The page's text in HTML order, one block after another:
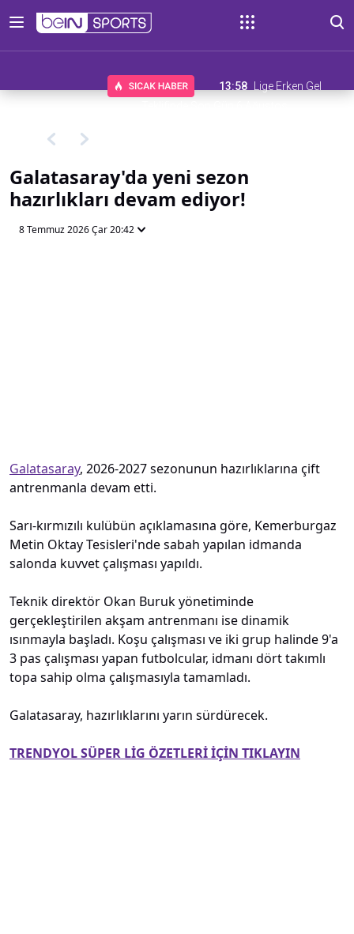
13:58
Lige Erken Gel
Galatasaray'da yeni sezon
hazırlıkları devam ediyor!
8 Temmuz 2026 Çar 20:42
Galatasaray, 2026-2027 sezonunun hazırlıklarına çift
antrenmanla devam etti.
Sarı-kırmızılı kulübün açıklamasına göre, Kemerburgaz
Metin Oktay Tesisleri'nde sabah yapılan idmanda
salonda kuvvet çalışması yapıldı.
Teknik direktör Okan Buruk yönetiminde
gerçekleştirilen akşam antrenmanı ise dinamik
ısınmayla başladı. Koşu çalışması ve iki grup halinde 9'a
3 pas çalışması yapan futbolcular, idmanı dört takımlı
topa sahip olma çalışmasıyla tamamladı.
Galatasaray, hazırlıklarını yarın sürdürecek.
TRENDYOL SÜPER LİG ÖZETLERİ İÇİN TIKLAYIN